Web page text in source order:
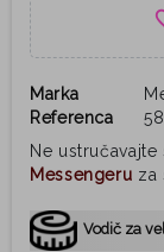
Marka
Referenca
Ne
Messengeru za
Vodič za